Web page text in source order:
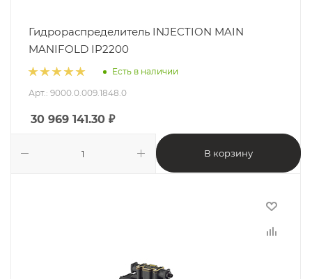
Гидрораспределитель INJECTION MAIN
MANIFOLD IP2200
Есть в наличии
Арт.: 9000.0.009.1848.0
30 969 141.30 ₽
В корзину